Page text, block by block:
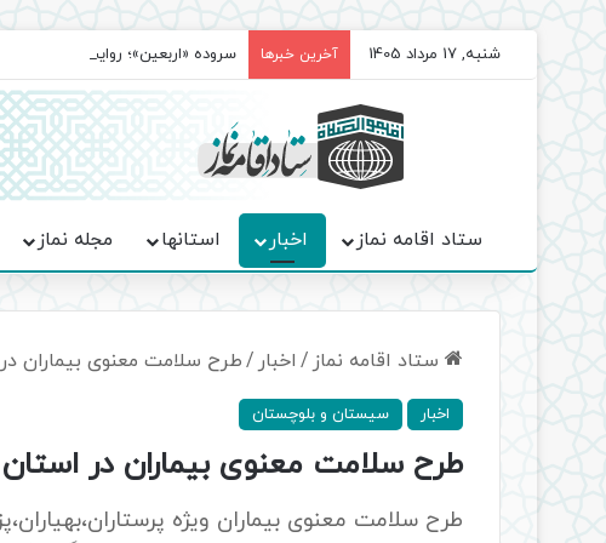
شنبه, 17 مرداد 1405 آخرین خبرها سروده‌ «اربعین»؛ روایت حماسه،
ستاد اقامه نماز اخبار استانها مجله نماز
ستاد اقامه نماز / اخبار /طرح سلامت معنوی بیماران
اخبار سیستان و بلوچستان
طرح سلامت معنوی بیماران در
طرح سلامت معنوی بیماران ویژه